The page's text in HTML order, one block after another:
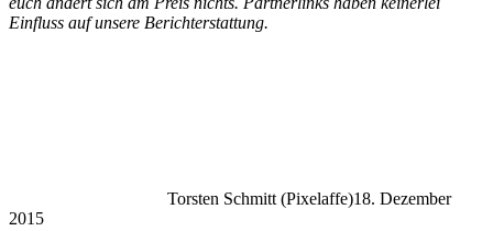
Einfluss auf unsere Berichterstattung.
Torsten Schmitt (Pixelaffe)18. Dezember
2015